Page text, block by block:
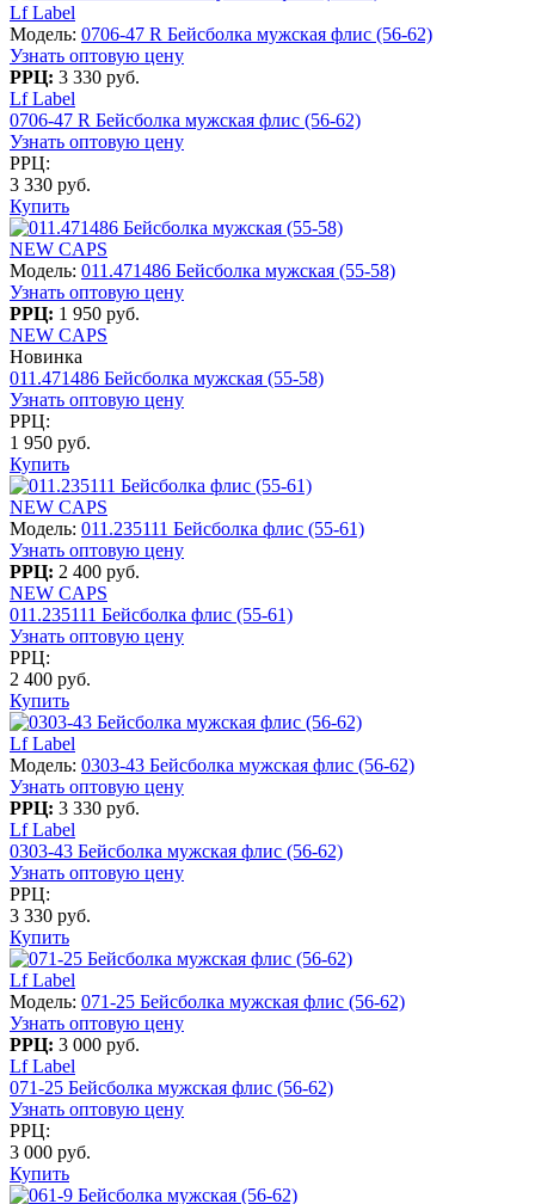
Lf Label
Модель: 0706-47 R Бейсболка мужская флис (56-62)
Узнать оптовую цену
РРЦ: 3 330 руб.
Lf Label
0706-47 R Бейсболка мужская флис (56-62)
Узнать оптовую цену
РРЦ:
3 330 руб.
Купить
NEW CAPS
Модель: 011.471486 Бейсболка мужская (55-58)
Узнать оптовую цену
РРЦ: 1 950 руб.
NEW CAPS
Новинка
011.471486 Бейсболка мужская (55-58)
Узнать оптовую цену
РРЦ:
1 950 руб.
Купить
NEW CAPS
Модель: 011.235111 Бейсболка флис (55-61)
Узнать оптовую цену
РРЦ: 2 400 руб.
NEW CAPS
011.235111 Бейсболка флис (55-61)
Узнать оптовую цену
РРЦ:
2 400 руб.
Купить
Lf Label
Модель: 0303-43 Бейсболка мужская флис (56-62)
Узнать оптовую цену
РРЦ: 3 330 руб.
Lf Label
0303-43 Бейсболка мужская флис (56-62)
Узнать оптовую цену
РРЦ:
3 330 руб.
Купить
Lf Label
Модель: 071-25 Бейсболка мужская флис (56-62)
Узнать оптовую цену
РРЦ: 3 000 руб.
Lf Label
071-25 Бейсболка мужская флис (56-62)
Узнать оптовую цену
РРЦ:
3 000 руб.
Купить